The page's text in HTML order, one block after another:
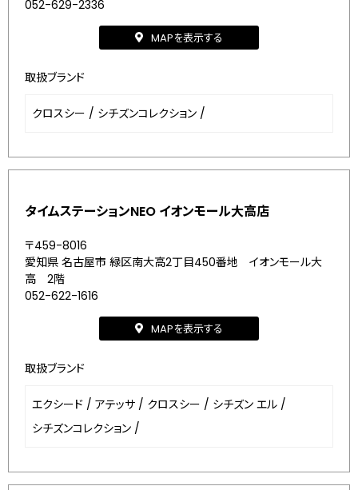
052-629-2336
MAPを表示する
取扱ブランド
クロスシー / シチズンコレクション /
タイムステーションNEO イオンモール大高店
〒459-8016
愛知県 名古屋市 緑区南大高2丁目450番地 イオンモール大
高 2階
052-622-1616
MAPを表示する
取扱ブランド
エクシード / アテッサ / クロスシー / シチズン エル /
シチズンコレクション /